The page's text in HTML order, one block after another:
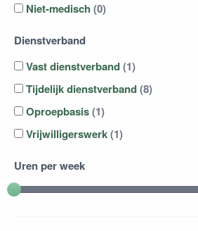
Niet-medisch (0)
Dienstverband
Vast dienstverband(1)
Tijdelijk dienstverband(8)
Oproepbasis(1)
Vrijwilligerswerk(1)
Uren per week